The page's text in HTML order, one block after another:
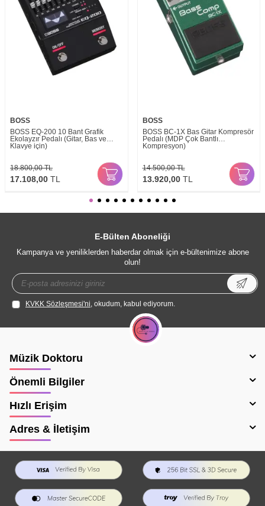
BOSS
BOSS EQ-200 10 Bant Grafik
Ekolayzır Pedalı (Gitar, Bas ve
Klavye için)
18.800,00TL
17.108,00 TL
BOSS
BOSS BC-1X Bas Gitar Kompresör
Pedalı (MDP Çok Bantlı
Kompresyon)
14.500,00TL
13.920,00TL
E-Bülten Aboneliği
Kampanya ve yeniliklerden haberdar olmak için e-bültenimize abone
olun!
KVKK Sözleşmesi'ni, okudum, kabul ediyorum.
Müzik Doktoru
Önemli Bilgiler
Hızlı Erişim
Adres & İletişim